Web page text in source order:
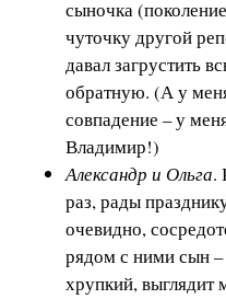
сыночка
чуточку другой
давал загрустить
обратную. (А у
совпадение – у
Владимир!)
Александр и Ольга.
раз, рады
очевидно,
рядом с ними сын –
хрупкий, выглядит